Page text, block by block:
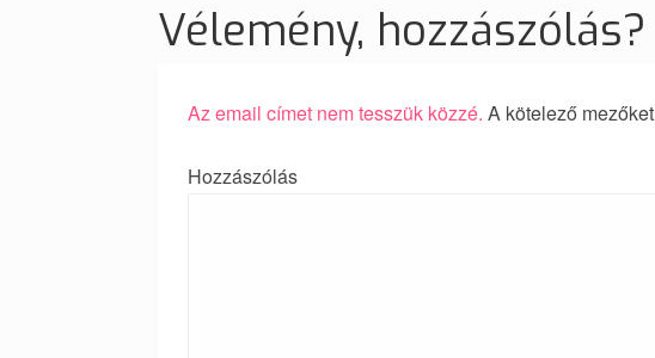
Vélemény, hozzászólás?
Az email címet nem tesszük közzé. A kötelező mezőket
Hozzászólás